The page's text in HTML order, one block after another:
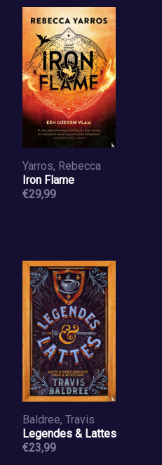
Yarros, Rebecca
Iron Flame
€29,99
Baldree, Travis
Legendes & Lattes
€23,99